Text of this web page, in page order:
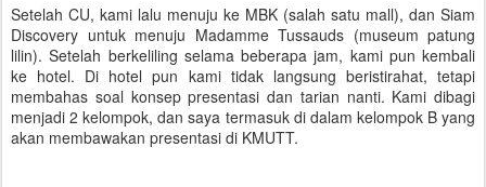
Setelah CU, kami lalu menuju ke MBK (salah satu mall), dan Siam
Discovery untuk menuju Madamme Tussauds (museum patung
lilin). Setelah berkeliling selama beberapa jam, kami pun kembali
ke hotel. Di hotel pun kami tidak langsung beristirahat, tetapi
membahas soal konsep presentasi dan tarian nanti. Kami dibagi
menjadi 2 kelompok, dan saya termasuk di dalam kelompok B yang
akan membawakan presentasi di KMUTT.